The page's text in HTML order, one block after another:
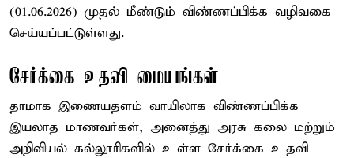
(01.06.2026) முதல் மீண்டும் விண்ணப்பிக்க வழிவகை
செய்யப்பட்டுள்ளது.
சேர்க்கை உதவி மையங்கள்
தாமாக இணையதளம் வாயிலாக விண்ணப்பிக்க
இயலாத மாணவர்கள், அனைத்து அரசு கலை மற்றும்
அறிவியல் கல்லூரிகளில் உள்ள சேர்க்கை உதவி